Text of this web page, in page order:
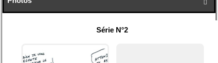

Série N°2